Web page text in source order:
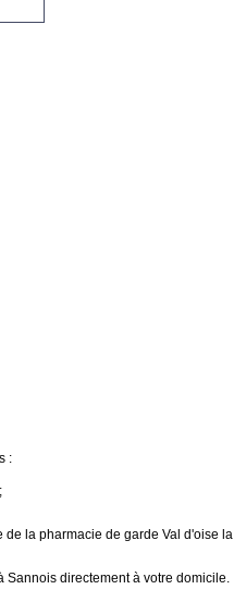
:
la pharmacie de garde Val d'oise la
Sannois directement à votre domicile.